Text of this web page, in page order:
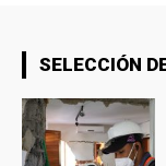
SELECCIÓN